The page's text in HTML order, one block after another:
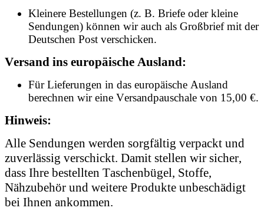
Kleinere Bestellungen (z. B. Briefe oder kleine
Sendungen) können wir auch als Großbrief mit der
Deutschen Post verschicken.
Versand ins europäische Ausland:
Für Lieferungen in das europäische Ausland
berechnen wir eine Versandpauschale von 15,00 €.
Hinweis:
Alle Sendungen werden sorgfältig verpackt und
zuverlässig verschickt. Damit stellen wir sicher,
dass Ihre bestellten Taschenbügel, Stoffe,
Nähzubehör und weitere Produkte unbeschädigt
bei Ihnen ankommen.